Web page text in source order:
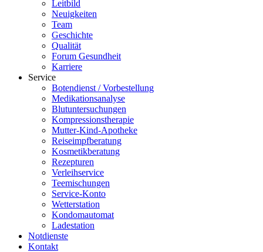
Leitbild
Neuigkeiten
Team
Geschichte
Qualität
Forum Gesundheit
Karriere
Service
Botendienst / Vorbestellung
Medikationsanalyse
Blutuntersuchungen
Kompressionstherapie
Mutter-Kind-Apotheke
Reiseimpfberatung
Kosmetikberatung
Rezepturen
Verleihservice
Teemischungen
Service-Konto
Wetterstation
Kondomautomat
Ladestation
Notdienste
Kontakt